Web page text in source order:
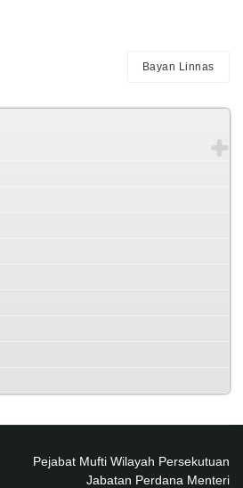
Bayan Linnas
Pejabat Mufti Wilayah Persekutuan
Jabatan Perdana Menteri